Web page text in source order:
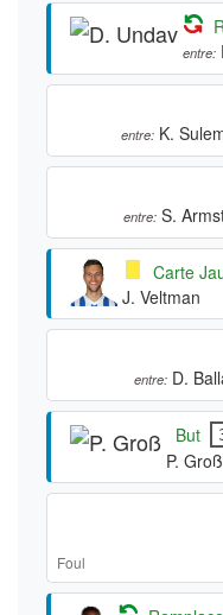
entre:
entre: K.
entre: S.
Carte
J. Veltman
entre: D.
But
P. Groß
Foul